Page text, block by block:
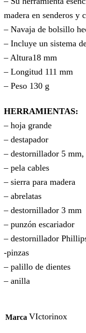
madera en senderos y
– Navaja de bolsillo
– Incluye un sistema
– Altura18 mm
– Longitud 111 mm
– Peso 130 g
HERRAMIENTAS:
– hoja grande
– destapador
– destornillador 5
– pela cables
– sierra para madera
– abrelatas
– destornillador 3 mm
– punzón escariador
– destornillador
-pinzas
– palillo de dientes
– anilla
Marca VIctorinox